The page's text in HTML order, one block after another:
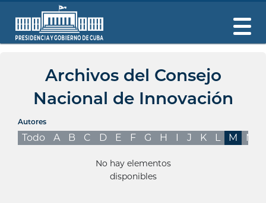
Archivos del Consejo
Nacional de Innovación
Autores
Todo A B C D E F G H I J K L M N
No hay elementos
disponibles